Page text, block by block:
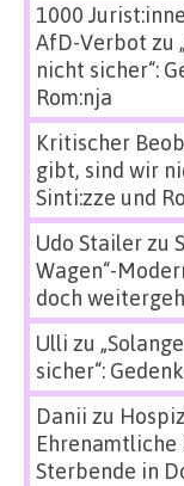
1000
AfD-Verbot zu
nicht sicher“:
Rom:nja
Kritischer
gibt, sind wir
Sinti:zze und
Udo Stailerzu
Wagen“-
doch
Ulli zu
sicher“:
Danii zu
Sterbende in